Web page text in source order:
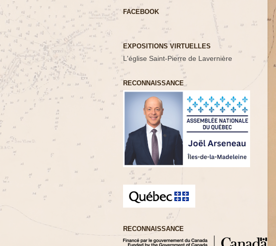
FACEBOOK
EXPOSITIONS VIRTUELLES
L'église Saint-Pierre de Lavernière
RECONNAISSANCE
RECONNAISSANCE